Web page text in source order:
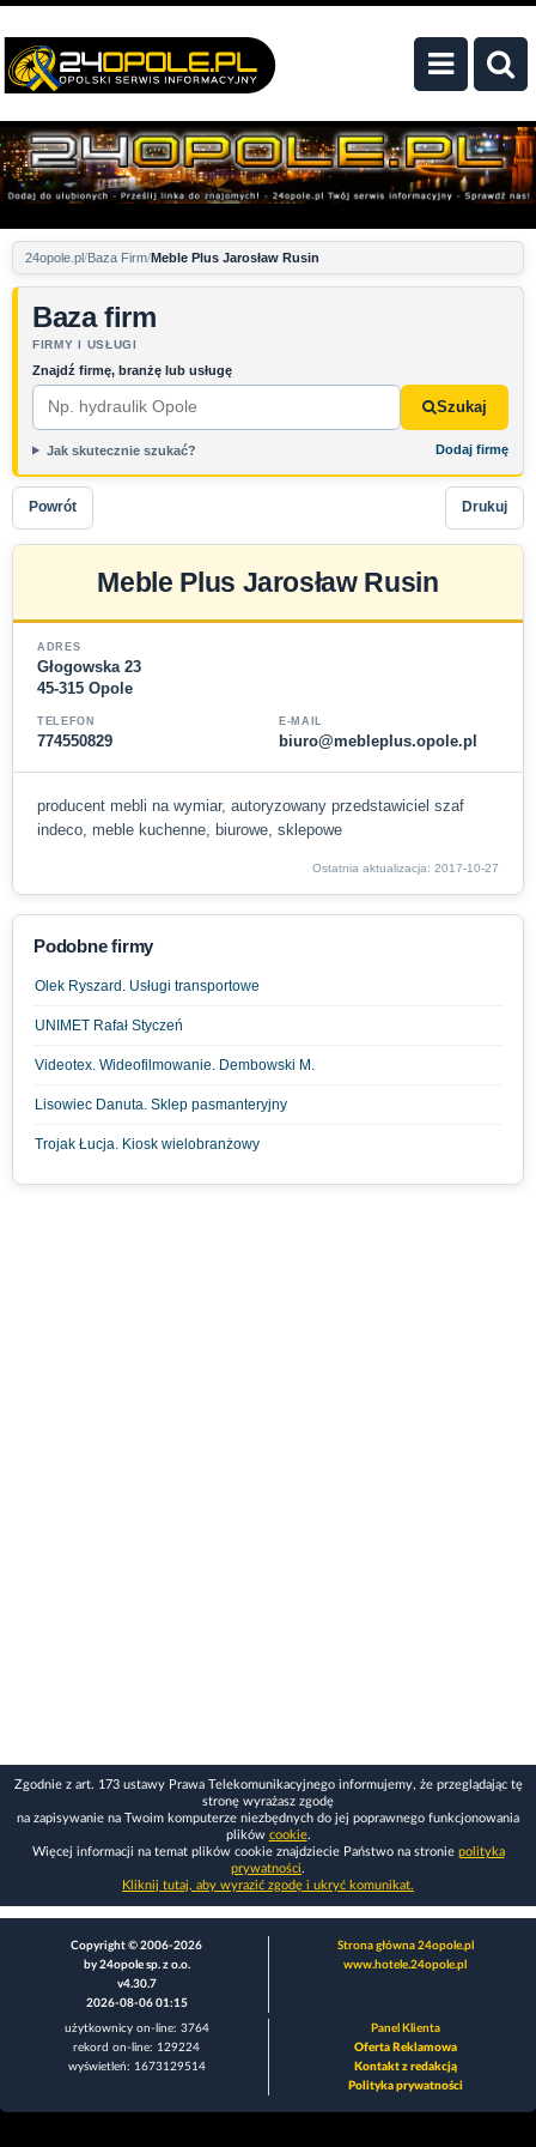
24opole.pl Baza Firm Meble Plus Jarosław Rusin
Baza firm
FIRMY I USŁUGI
Znajdź firmę, branżę lub usługę
Szukaj
Jak skutecznie szukać? Dodaj firmę
Powrót Drukuj
Meble Plus Jarosław Rusin
ADRES
Głogowska 23
45-315 Opole
TELEFON
774550829
E-MAIL
biuro@mebleplus.opole.pl
producent mebli na wymiar, autoryzowany przedstawiciel szaf
indeco, meble kuchenne, biurowe, sklepowe
Ostatnia aktualizacja: 2017-10-27
Podobne firmy
Olek Ryszard. Usługi transportowe
UNIMET Rafał Styczeń
Videotex. Wideofilmowanie. Dembowski M.
Lisowiec Danuta. Sklep pasmanteryjny
Trojak Łucja. Kiosk wielobranżowy
Zgodnie z art. 173 ustawy Prawa Telekomunikacyjnego informujemy, że przeglądając tę
stronę wyrażasz zgodę
na zapisywanie na Twoim komputerze niezbędnych do jej poprawnego funkcjonowania
plików cookie.
Więcej informacji na temat plików cookie znajdziecie Państwo na stronie polityka
prywatności.
Kliknij tutaj, aby wyrazić zgodę i ukryć komunikat.
Copyright © 2006-2026
by 24opole sp. z o.o.
v4.30.7
2026-08-06 01:15
Strona główna 24opole.pl
www.hotele.24opole.pl
użytkownicy on-line: 3764
rekord on-line: 129224
wyświetleń: 1673129514
Panel Klienta
Oferta Reklamowa
Kontakt z redakcją
Polityka prywatności